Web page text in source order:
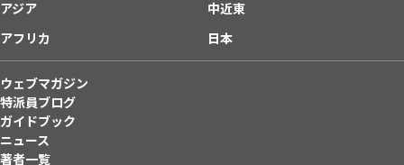
アジア
中近東
アフリカ
日本
ウェブマガジン
特派員ブログ
ガイドブック
ニュース
著者一覧